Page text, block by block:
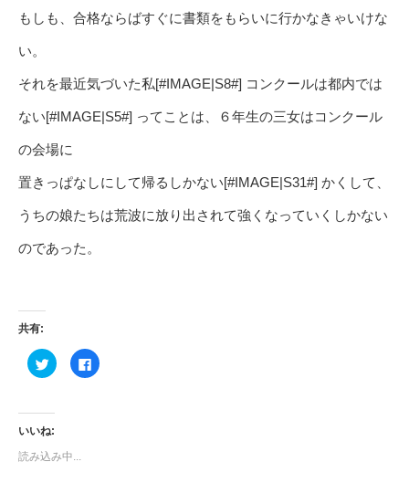
もしも、合格ならばすぐに書類をもらいに行かなきゃいけな
い。
それを最近気づいた私[#IMAGE|S8#] コンクールは都内では
ない[#IMAGE|S5#] ってことは、６年生の三女はコンクール
の会場に
置きっぱなしにして帰るしかない[#IMAGE|S31#] かくして、
うちの娘たちは荒波に放り出されて強くなっていくしかない
のであった。
共有:
ク
リ
て
Twitter
で
有
Facebook
で
いいね:
読み込み中...